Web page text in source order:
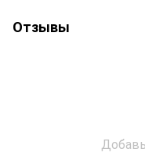
Отзывы